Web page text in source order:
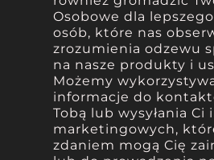
Osobowe dla
osób, które nas
zrozumienia odzewu
na nasze produkty i
Możemy
informacje do
Tobą lub wysyłania Ci
marketingowych,
zdaniem mogą Cię